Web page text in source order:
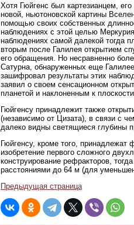
Хотя Гюйгенс был картезианцем,
новой, ньютоновской картины
помощью своих собственных
наблюдениях с этой целью
наблюдениях самой далекой тогда
вторым после Галилея открытием
его обращения. Но несравненно
Сатурна, обнаруженных еще
зашифровал результаты этих
заявил о своем сенсационном
планетой и наклоненным к
Гюйгенсу принадлежит также
(независимо от Цизата), в связи с
далеко видны светящиеся глубины
Гюйгенсу, кроме того, принадлежат
изобретение первого сложного
конструирование рефракторов,
расстояниями до 64 м (для
Предыдущая страница